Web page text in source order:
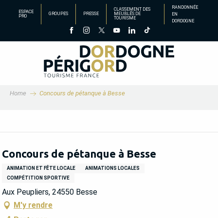
principal
ESPACE
PRO
GROUPES PRESSE
CLASSEMENT DES
MEUBLÉS DE
TOURISME
RANDONNÉE
EN
DORDOGNE
Home Concours de pétanque à Besse
Concours de pétanque à Besse
ANIMATION ET FÊTE LOCALE
ANIMATIONS LOCALES
COMPÉTITION SPORTIVE
Aux Peupliers, 24550 Besse
M'y rendre